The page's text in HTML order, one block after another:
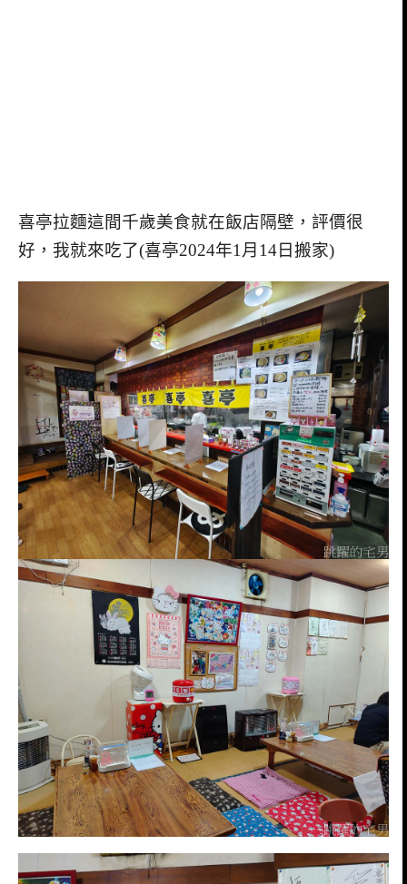
喜亭拉麵這間千歲美食就在飯店隔壁，評價很
好，我就來吃了(喜亭2024年1月14日搬家)